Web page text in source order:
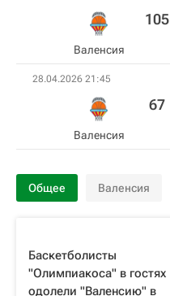
Валенсия
105
28.04.2026 21:45
Валенсия
67
Общее Валенсия
Баскетболисты
"Олимпиакоса" в гостях
одолели "Валенсию" в